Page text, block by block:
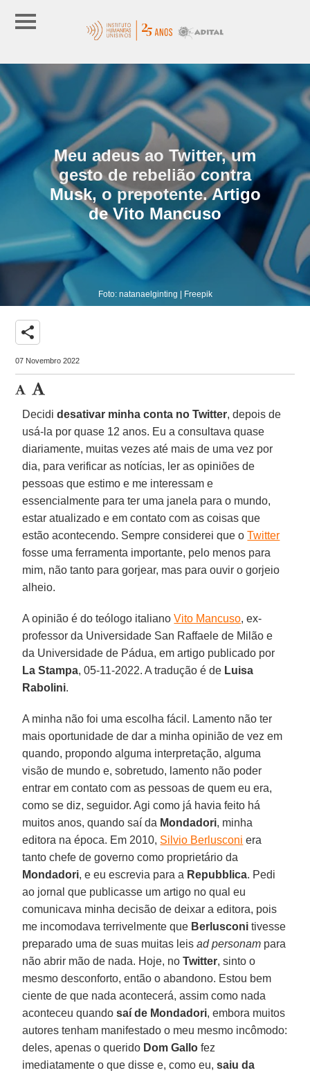
Meu adeus ao Twitter, um
gesto de rebelião contra
Musk, o prepotente. Artigo
de Vito Mancuso
Foto: natanaelginting | Freepik
share
07 Novembro 2022
Decididesativar minha conta no Twitter, depois de
usá-la por quase 12 anos. Eu a consultava quase
diariamente, muitas vezes até mais de uma vez por
dia, para verificar as notícias, ler as opiniões de
pessoas que estimo e me interessam e
essencialmente para ter uma janela para o mundo,
estar atualizado e em contato com as coisas que
estão acontecendo. Sempre considerei que oTwitter
fosse uma ferramenta importante, pelo menos para
mim, não tanto para gorjear, mas para ouvir o gorjeio
alheio.
A opinião é do teólogo italianoVito Mancuso, ex-
professor da Universidade San Raffaele de Milão e
da Universidade de Pádua, em artigo publicado por
La Stampa, 05-11-2022. A tradução é de Luisa
Rabolini.
A minha não foi uma escolha fácil. Lamento não ter
mais oportunidade de dar a minha opinião de vez em
quando, propondo alguma interpretação, alguma
visão de mundo e, sobretudo, lamento não poder
entrar em contato com as pessoas de quem eu era,
como se diz, seguidor. Agi como já havia feito há
muitos anos, quando saí da Mondadori, minha
editora na época. Em 2010, Silvio Berlusconi era
tanto chefe de governo como proprietário da
Mondadori, e eu escrevia para a Repubblica. Pedi
ao jornal que publicasse um artigo no qual eu
comunicava minha decisão de deixar a editora, pois
me incomodava terrivelmente que Berlusconi tivesse
preparado uma de suas muitas leisad personam para
não abrir mão de nada. Hoje, noTwitter, sinto o
mesmo desconforto, então o abandono. Estou bem
ciente de que nada acontecerá, assim como nada
aconteceu quandosaí de Mondadori, embora muitos
autores tenham manifestado o meu mesmo incômodo:
deles, apenas o querido Dom Gallo fez
imediatamente o que disse e, como eu,saiu da